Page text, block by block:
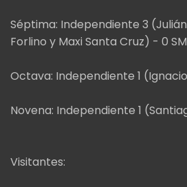
Séptima: Independiente 3
Forlino y Maxi Santa Cruz) - 0
Octava: Independiente 1
Novena: Independiente 1
Visitantes: